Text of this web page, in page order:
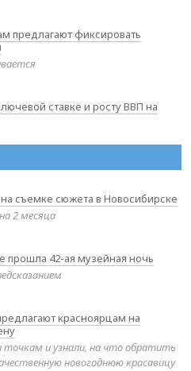
предлагают фиксировать
ставке и росту ВВП на
съемке сюжета в Новосибирске
2 месяца
прошла 42-ая музейная ночь
красноярцам на
точкам и узнали, на что обратить
новогоднюю красавицу